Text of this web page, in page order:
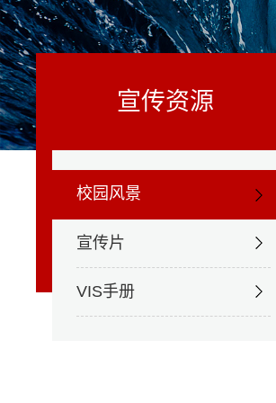
宣传资源
校园风景
宣传片
VIS手册